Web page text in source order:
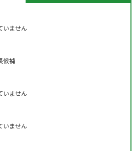
いません
候補
いません
いません